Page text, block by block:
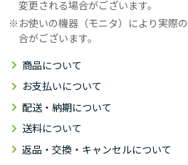
変更される場合がございます。
お使いの機器（モニタ）により実際
合がございます。
商品について
お支払いについて
配送・納期について
送料について
返品・交換・キャンセルについて